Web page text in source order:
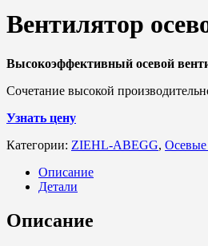
Вентилятор
Высокоэффективный осевой
Сочетание высокой
Узнать цену
Категории: ZIEHL-ABEGG, Осевые
Описание
Детали
Описание